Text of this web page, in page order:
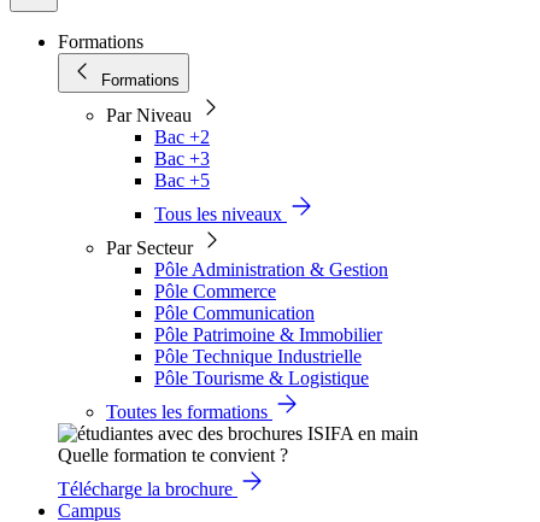
Formations
Formations
Par Niveau
Bac +2
Bac +3
Bac +5
Tous les niveaux
Par Secteur
Pôle Administration & Gestion
Pôle Commerce
Pôle Communication
Pôle Patrimoine & Immobilier
Pôle Technique Industrielle
Pôle Tourisme & Logistique
Toutes les formations
Quelle formation te convient ?
Télécharge la brochure
Campus